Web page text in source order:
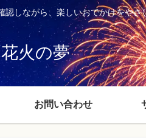
しながら、楽しいおでかけをやさ
火の夢
お問い合わせ